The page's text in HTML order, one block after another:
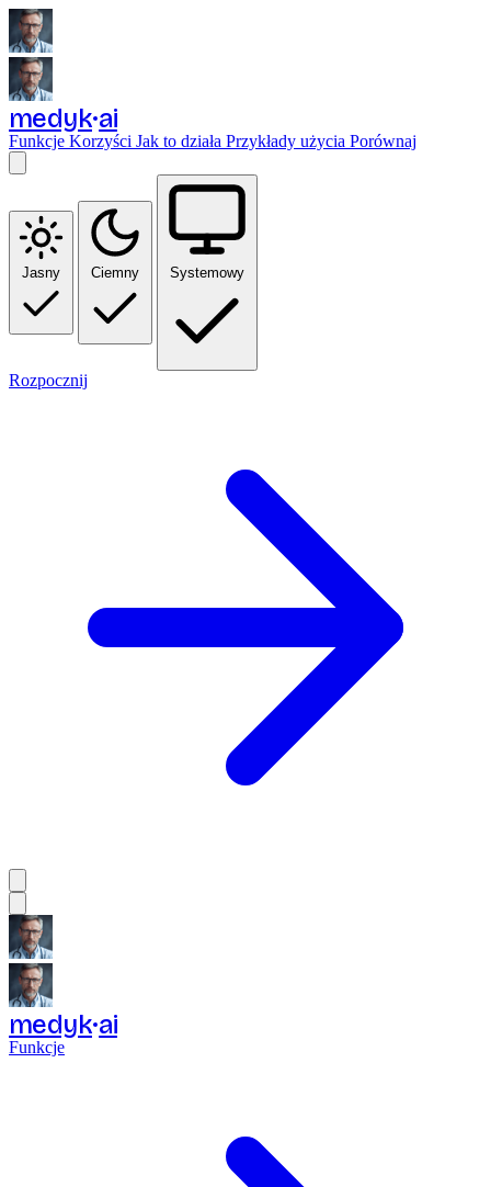
medyk ai
Funkcje Korzyści Jak to działa Przykłady użycia Porównaj
Jasny Ciemny Systemowy
Rozpocznij
medyk ai
Funkcje